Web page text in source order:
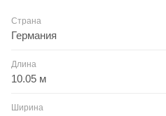
Страна
Германия
Длина
10.05 м
Ширина